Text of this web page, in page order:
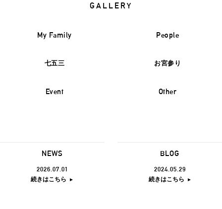
GALLERY
My Family People
七五三 お宮参り
Event Other
NEWS
2026.07.01
続きはこちら
BLOG
2024.05.29
続きはこちら